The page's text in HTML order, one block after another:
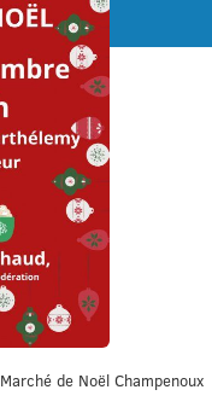
Marché de Noël Champenoux